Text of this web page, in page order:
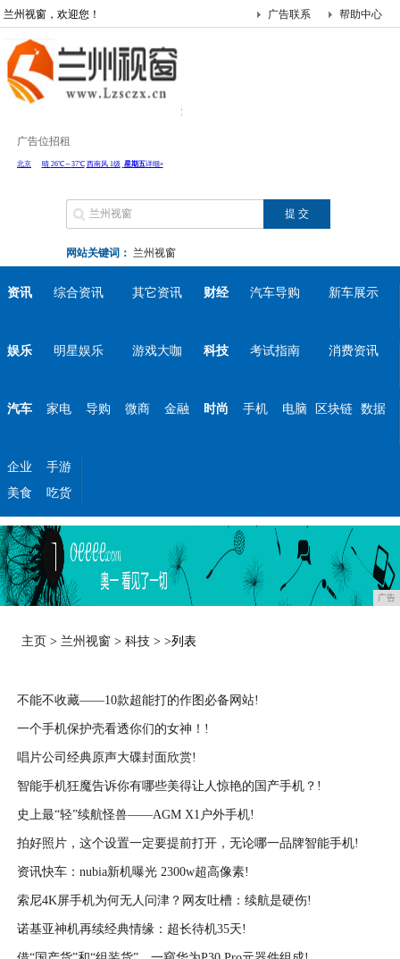
兰州视窗，欢迎您！ 帮助中心
广告联系
广告位招租
网站关键词： 兰州视窗
资讯 综合资讯 其它资讯 财经 汽车导购 新车展示
娱乐 明星娱乐 游戏大咖 科技 考试指南 消费资讯
汽车 家电 导购 微商 金融 时尚 手机 电脑 区块链 数据
企业
手游
美食
吃货
广告
主页 > 兰州视窗 >科技 > >列表
不能不收藏——10款超能打的作图必备网站!
一个手机保护壳看透你们的女神！!
唱片公司经典原声大碟封面欣赏!
2021-02-26
智能手机狂魔告诉你有哪些美得让人惊艳的国产手机？!
史上最“轻”续航怪兽——AGM X1户外手机!
2021-02-25
拍好照片，这个设置一定要提前打开，无论哪一品牌智能手机!
资讯快车：nubia新机曝光 2300w超高像素!
2021-02-25
索尼4K屏手机为何无人问津？网友吐槽：续航是硬伤!
诺基亚神机再续经典情缘：超长待机35天!